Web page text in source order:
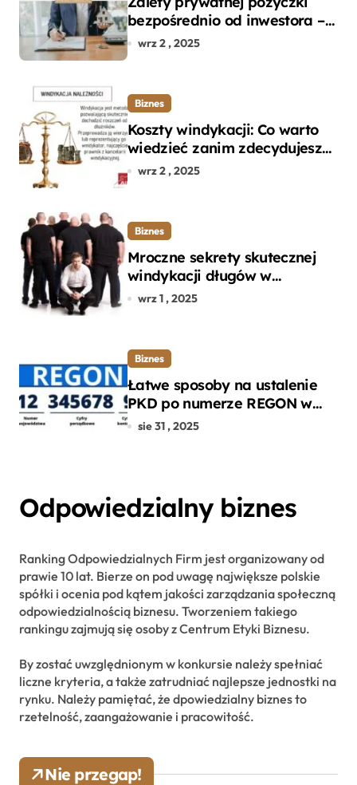
bezpośrednio od inwestora –
dlaczego warto?
wrz 2 , 2025
Biznes
Koszty windykacji: Co warto
wiedzieć zanim zdecydujesz
się na odzyskanie długu?
wrz 2 , 2025
Biznes
Mroczne sekrety skutecznej
windykacji długów w
departamencie windykacji
wrz 1 , 2025
Biznes
Łatwe sposoby na ustalenie
PKD po numerze REGON w
kilku prostych krokach
sie 31 , 2025
Odpowiedzialny biznes
Ranking Odpowiedzialnych Firm jest organizowany od
prawie 10 lat. Bierze on pod uwagę największe polskie
spółki i ocenia pod kątem jakości zarządzania społeczną
odpowiedzialnością biznesu. Tworzeniem takiego
rankingu zajmują się osoby z Centrum Etyki Biznesu.
By zostać uwzględnionym w konkursie należy spełniać
liczne kryteria, a także zatrudniać najlepsze jednostki na
rynku. Należy pamiętać, że dpowiedzialny biznes to
rzetelność, zaangażowanie i pracowitość.
Nie przegap!